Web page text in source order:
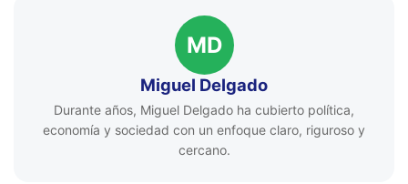
MD
Miguel Delgado
Durante años, Miguel Delgado ha cubierto política,
economía y sociedad con un enfoque claro, riguroso y
cercano.